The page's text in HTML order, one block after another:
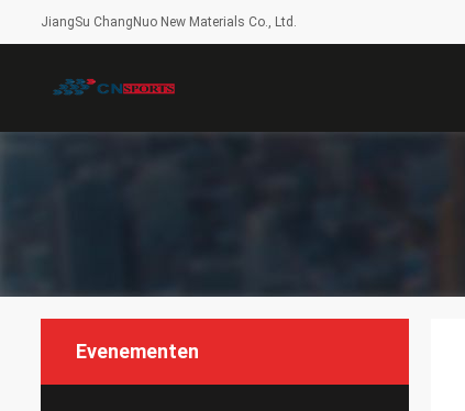
JiangSu ChangNuo New Materials Co., Ltd.
Evenementen